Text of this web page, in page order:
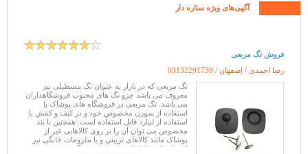
آگهی‌های ویژه ستاره دار
فروش تگ مربعی
رضا احمدی / اصفهان / 03132291739
تگ مربعی که در بازار به عنوان تگ مسطیلی نیز
معروف می باشد جزو تگ های محبوب فروشگاهداران
می باشد. تگ مربعی در فروشگاه های پوشاک با
استفاده از سوزن مخصوص خود و در کیف و کفش با
استفاده از لنیارد قابل استفاده است. همچنین با بند
مخصوص می توان آن را بر روی کالاهایی غیر از
پوشاک مانند کالاهای تزیینی و یا ملزومات خانگی نیز
استفاده کرد دلیل استفاده این نوع تگ در صنعت